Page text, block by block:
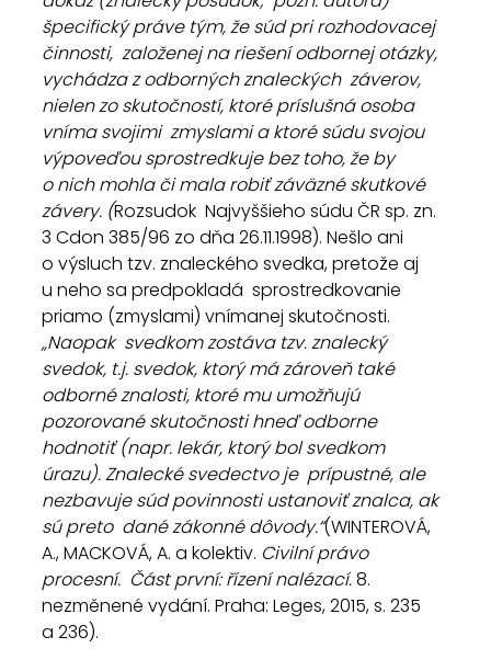
špecifický práve tým, že súd pri rozhodovacej
činnosti,  založenej na riešení odbornej otázky,
vychádza z odborných znaleckých  záverov,
nielen zo skutočností, ktoré príslušná osoba
vníma svojimi  zmyslami a ktoré súdu svojou
výpoveďou sprostredkuje bez toho, že by
o nich mohla či mala robiť záväzné skutkové
závery. (Rozsudok  Najvyššieho súdu ČR sp. zn.
3 Cdon 385/96 zo dňa 26.11.1998). Nešlo ani
o výsluch tzv. znaleckého svedka, pretože aj
u neho sa predpokladá  sprostredkovanie
priamo (zmyslami) vnímanej skutočnosti.
„Naopak  svedkom zostáva tzv. znalecký
svedok, t.j. svedok, ktorý má zároveň také
odborné znalosti, ktoré mu umožňujú
pozorované skutočnosti hneď odborne
hodnotiť (napr. lekár, ktorý bol svedkom
úrazu). Znalecké svedectvo je  prípustné, ale
nezbavuje súd povinnosti ustanoviť znalca, ak
sú preto  dané zákonné dôvody.“(WINTEROVÁ,
A., MACKOVÁ, A. a kolektiv. Civilní právo
procesní.  Část první: řízení nalézací. 8.
nezměnené vydání. Praha: Leges, 2015, s. 235
a 236).